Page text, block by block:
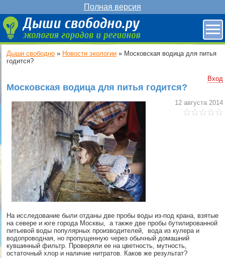
Полная версия
Дыши свободно » Новости экологии » Московская водица для питья
годится?
Вход
Московская водица для питья годится?
12 августа 2014
На исследование были отданы две пробы воды из-под крана, взятые
на севере и юге города Москвы, а также две пробы бутилированной
питьевой воды популярных производителей, вода из кулера и
водопроводная, но пропущенную через обычный домашний
кувшинный фильтр. Проверяли ее на цветность, мутность,
остаточный хлор и наличие нитратов. Каков же результат?